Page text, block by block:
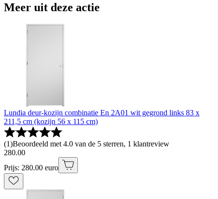
Meer uit deze actie
Lundia deur-kozijn combinatie En 2A01 wit gegrond links 83 x
211,5 cm (kozijn 56 x 115 cm)
(1)Beoordeeld met 4.0 van de 5 sterren, 1 klantreview
280.00
Prijs: 280.00 euro